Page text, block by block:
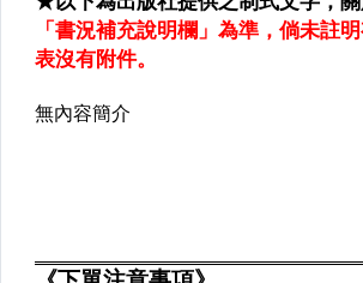
✈大學商學
✈大學資訊
✈大學理工醫
✈大學社科